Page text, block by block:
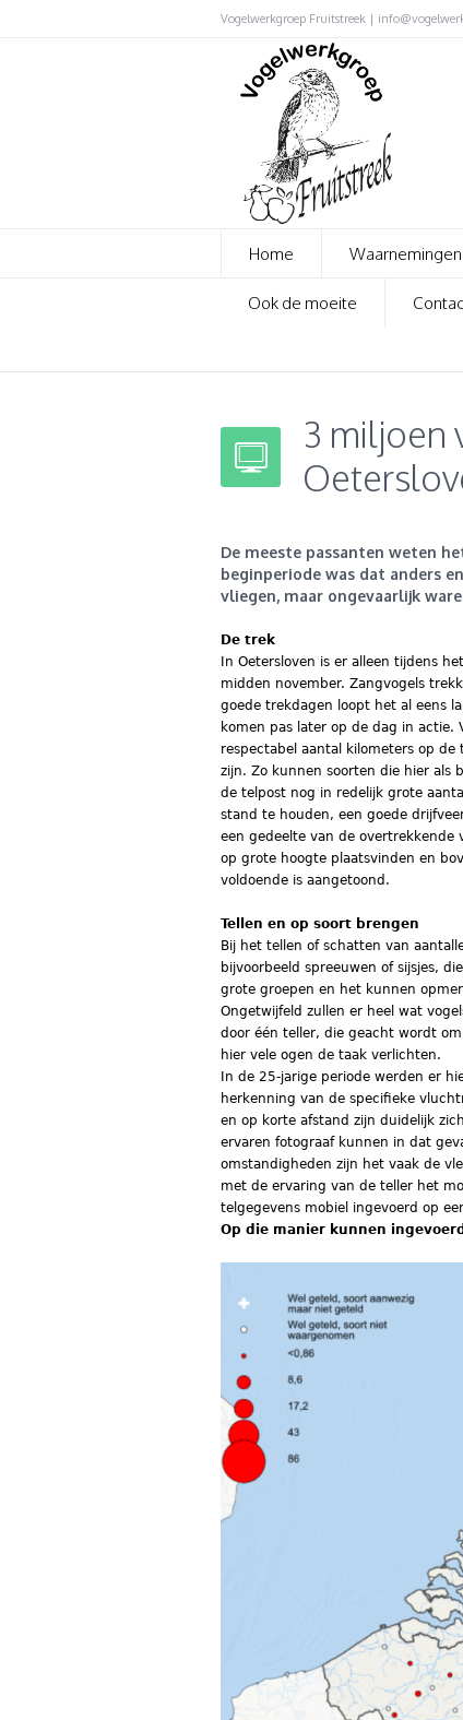
Vogelwerkgroep Fruitstreek |
Home Waarnemingen
Ook de moeite
3 miljoen
De meeste passanten weten
beginperiode was dat anders
vliegen, maar ongevaarlijk
De trek
In Oetersloven is er alleen tijdens
midden november. Zangvogels
goede trekdagen loopt het al eens
komen pas later op de dag in actie.
respectabel aantal kilometers op de
zijn. Zo kunnen soorten die hier als
de telpost nog in redelijk grote
stand te houden, een goede
een gedeelte van de overtrekkende
op grote hoogte plaatsvinden en
voldoende is aangetoond.
Tellen en op soort brengen
Bij het tellen of schatten van
bijvoorbeeld spreeuwen of sijsjes,
grote groepen en het kunnen
Ongetwijfeld zullen er heel wat
door één teller, die geacht wordt
hier vele ogen de taak verlichten.
In de 25-jarige periode werden er
herkenning van de specifieke
en op korte afstand zijn duidelijk
ervaren fotograaf kunnen in dat
omstandigheden zijn het vaak de
met de ervaring van de teller het
telgegevens mobiel ingevoerd op
Op die manier kunnen